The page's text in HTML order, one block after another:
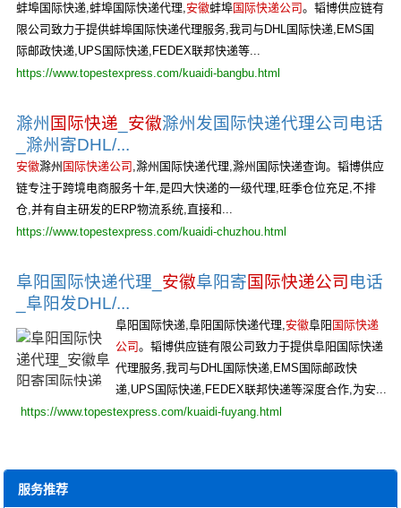
蚌埠国际快递,蚌埠国际快递代理,安徽蚌埠国际快递公司。韬博供应链有
限公司致力于提供蚌埠国际快递代理服务,我司与DHL国际快递,EMS国
际邮政快递,UPS国际快递,FEDEX联邦快递等...
https://www.topestexpress.com/kuaidi-bangbu.html
滁州 国际快递 安徽滁州发国际快递代理公司电话
_滁州寄DHL/...
安徽滁州 国际快递公司 ,滁州国际快递代理,滁州国际快递查询。韬博供应
链专注于跨境电商服务十年,是四大快递的一级代理,旺季仓位充足,不排
仓,并有自主研发的ERP物流系统,直接和...
https://www.topestexpress.com/kuaidi-chuzhou.html
阜阳国际快递代理_ 安徽阜阳寄国际快递公司 电话
_阜阳发DHL/...
阜阳国际快递,阜阳国际快递代理,安徽阜阳 国际快递
公司。韬博供应链有限公司致力于提供阜阳国际快递
代理服务,我司与DHL国际快递,EMS国际邮政快
递,UPS国际快递,FEDEX联邦快递等深度合作,为安...
https://www.topestexpress.com/kuaidi-fuyang.html
服务推荐